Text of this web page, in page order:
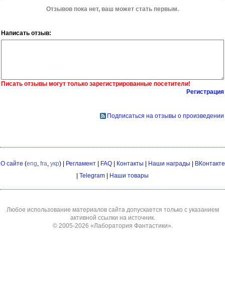
Отзывов пока нет, ваш может стать первым.
Написать отзыв:
Писать отзывы могут только зарегистрированные посетители!
Регистрация
Подписаться на отзывы о произведении
О сайте (eng fra укр) | Регламент| FAQ| Контакты | Наши награды | ВКонтакте
| Telegram | Наши товары
Любое использование материалов сайта допускается только с указанием
активной ссылки на источник.
© 2005-2026 «Лаборатория Фантастики»